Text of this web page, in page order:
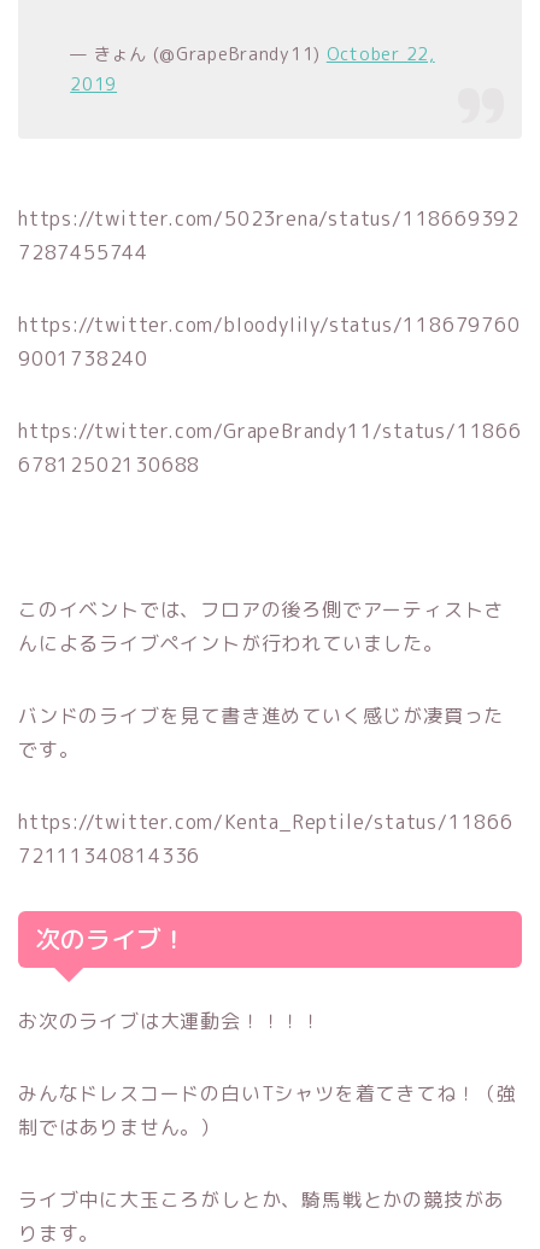
— きょん (@GrapeBrandy11) October 22,
2019
https://twitter.com/5023rena/status/118669392
7287455744
https://twitter.com/bIoodyIiIy/status/118679760
9001738240
https://twitter.com/GrapeBrandy11/status/11866
67812502130688
このイベントでは、フロアの後ろ側でアーティストさ
んによるライブペイントが行われていました。
バンドのライブを見て書き進めていく感じが凄買った
です。
https://twitter.com/Kenta_Reptile/status/11866
72111340814336
次のライブ！
お次のライブは大運動会！！！！
みんなドレスコードの白いTシャツを着てきてね！（強
制ではありません。）
ライブ中に大玉ころがしとか、騎馬戦とかの競技があ
ります。